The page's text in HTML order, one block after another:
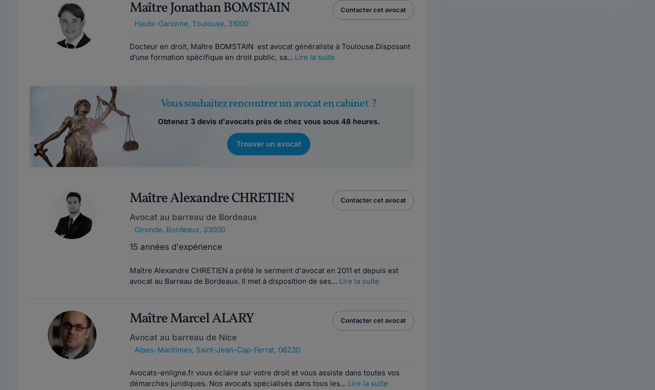
Maître Jonathan BOMSTAIN
Haute-Garonne, Toulouse, 31000
Contacter cet avocat
Docteur en droit, Maître BOMSTAIN est avocat généraliste à Toulouse.Disposant
d’une formation spécifique en droit public, sa... Lire la suite
Vous souhaitez rencontrer un avocat en cabinet ?
Obtenez 3 devis d'avocats près de chez vous sous 48 heures.
Trouver un avocat
Maître Alexandre CHRETIEN
Avocat au barreau de Bordeaux
Gironde, Bordeaux, 33000
15 années d'expérience
Contacter cet avocat
Maître Alexandre CHRETIEN a prêté le serment d'avocat en 2011 et depuis est
avocat au Barreau de Bordeaux. Il met à disposition de ses... Lire la suite
Maître Marcel ALARY
Avocat au barreau de Nice
Alpes-Maritimes, Saint-Jean-Cap-Ferrat, 06230
Contacter cet avocat
Avocats-enligne.fr vous éclaire sur votre droit et vous assiste dans toutes vos
démarches juridiques. Nos avocats spécialisés dans tous les... Lire la suite